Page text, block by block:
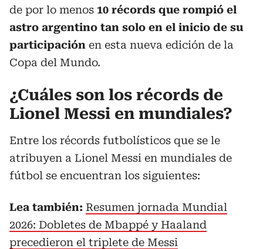
de por lo menos 10 récords que rompió el
astro argentino tan solo en el inicio de su
participación en esta nueva edición de la
Copa del Mundo.
¿Cuáles son los récords de
Lionel Messi en mundiales?
Entre los récords futbolísticos que se le
atribuyen a Lionel Messi en mundiales de
fútbol se encuentran los siguientes:
Lea también: Resumen jornada Mundial
2026: Dobletes de Mbappé y Haaland
precedieron el triplete de Messi